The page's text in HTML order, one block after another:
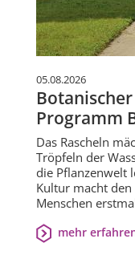
05.08.2026
Programm
Das Rascheln
Tröpfeln der
die Pflanzenwelt
Kultur macht
Menschen
mehr